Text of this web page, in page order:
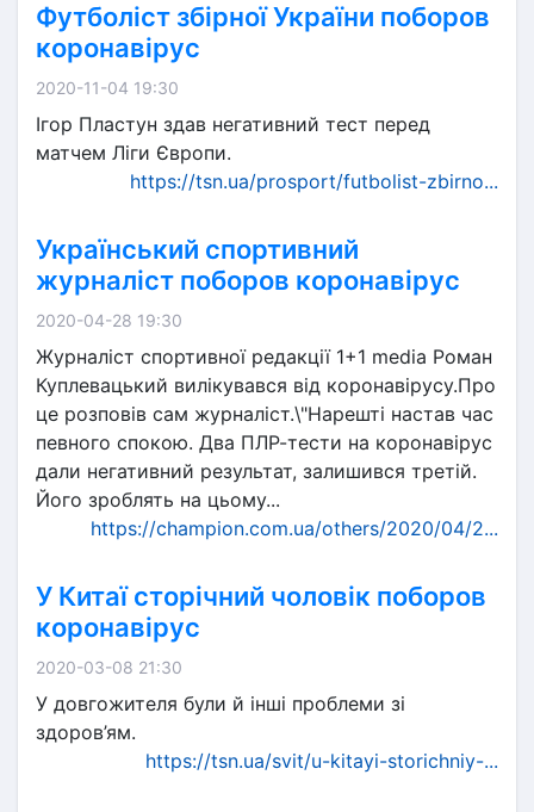
Футболіст збірної України поборов
коронавірус
2020-11-04 19:30
Ігор Пластун здав негативний тест перед
матчем Ліги Європи.
https://tsn.ua/prosport/futbolist-zbirno...
Український спортивний
журналіст поборов коронавірус
2020-04-28 19:30
Журналіст спортивної редакції 1+1 media Роман
Куплевацький вилікувався від коронавірусу.Про
це розповів сам журналіст.\"Нарешті настав час
певного спокою. Два ПЛР-тести на коронавірус
дали негативний результат, залишився третій.
Його зроблять на цьому...
https://champion.com.ua/others/2020/04/2...
У Китаї сторічний чоловік поборов
коронавірус
2020-03-08 21:30
У довгожителя були й інші проблеми зі
здоров’ям.
https://tsn.ua/svit/u-kitayi-storichniy-...